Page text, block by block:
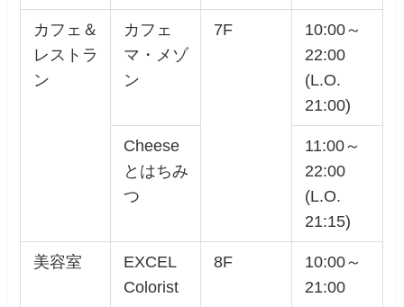
カフェ＆
レストラ
ン
カフェ
マ・メゾ
ン
7F
10:00～
22:00
(L.O.
21:00)
Cheese
とはちみ
つ
11:00～
22:00
(L.O.
21:15)
美容室
EXCEL
Colorist
8F
10:00～
21:00